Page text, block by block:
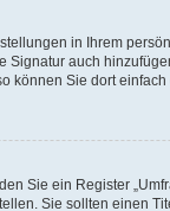
in Ihrem
auch
Sie dort
Sie ein Register
Sie sollten einen